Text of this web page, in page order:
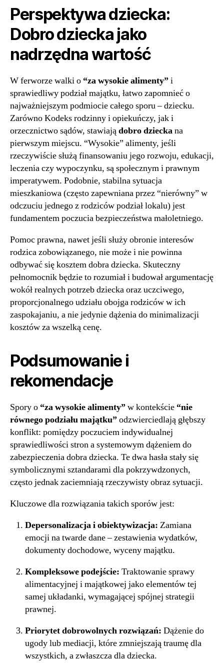
Perspektywa dziecka:
Dobro dziecka jako
nadrzędna wartość
W ferworze walki o “za wysokie alimenty”i
sprawiedliwy podział majątku, łatwo zapomnieć o
najważniejszym podmiocie całego sporu – dziecku.
Zarówno Kodeks rodzinny i opiekuńczy, jak i
orzecznictwo sądów, stawiajądobro dzieckana
pierwszym miejscu. “Wysokie” alimenty, jeśli
rzeczywiście służą finansowaniu jego rozwoju, edukacji,
leczenia czy wypoczynku, są społecznym i prawnym
imperatywem. Podobnie, stabilna sytuacja
mieszkaniowa (często zapewniana przez “nierówny” w
odczuciu jednego z rodziców podział lokalu) jest
fundamentem poczucia bezpieczeństwa małoletniego.
Pomoc prawna, nawet jeśli służy obronie interesów
rodzica zobowiązanego, nie może i nie powinna
odbywać się kosztem dobra dziecka. Skuteczny
pełnomocnik będzie to rozumiał i budował argumentację
wokół realnych potrzeb dziecka oraz uczciwego,
proporcjonalnego udziału obojga rodziców w ich
zaspokajaniu, a nie jedynie dążenia do minimalizacji
kosztów za wszelką cenę.
Podsumowanie i
rekomendacje
Spory o “za wysokie alimenty”w kontekście “nie
równego podziału majątku”odzwierciedlają głębszy
konflikt: pomiędzy poczuciem indywidualnej
sprawiedliwości stron a systemowym dążeniem do
zabezpieczenia dobra dziecka. Te dwa hasła stały się
symbolicznymi sztandarami dla pokrzywdzonych,
często jednak zaciemniają rzeczywisty obraz sytuacji.
Kluczowe dla rozwiązania takich sporów jest:
Depersonalizacja i obiektywizacja: Zamiana
emocji na twarde dane – zestawienia wydatków,
dokumenty dochodowe, wyceny majątku.
Kompleksowe podejście: Traktowanie sprawy
alimentacyjnej i majątkowej jako elementów tej
samej układanki, wymagającej spójnej strategii
prawnej.
Priorytet dobrowolnych rozwiązań: Dążenie do
ugody lub mediacji, które zmniejszają traumę dla
wszystkich, a zwłaszcza dla dziecka.